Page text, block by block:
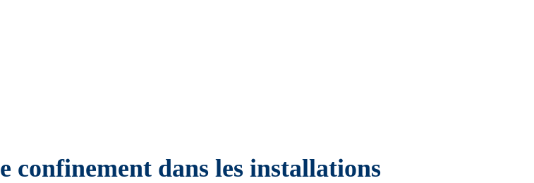
confinement dans les installations